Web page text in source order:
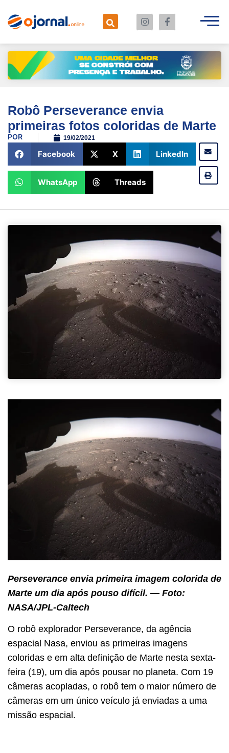
Robô Perseverance envia
primeiras fotos coloridas de Marte
POR 19/02/2021
Facebook X LinkedIn
WhatsApp Threads
Perseverance envia primeira imagem colorida de
Marte um dia após pouso difícil. — Foto:
NASA/JPL-Caltech
O robô explorador Perseverance, da agência
espacial Nasa, enviou as primeiras imagens
coloridas e em alta definição de Marte nesta sexta-
feira (19), um dia após pousar no planeta. Com 19
câmeras acopladas, o robô tem o maior número de
câmeras em um único veículo já enviadas a uma
missão espacial.